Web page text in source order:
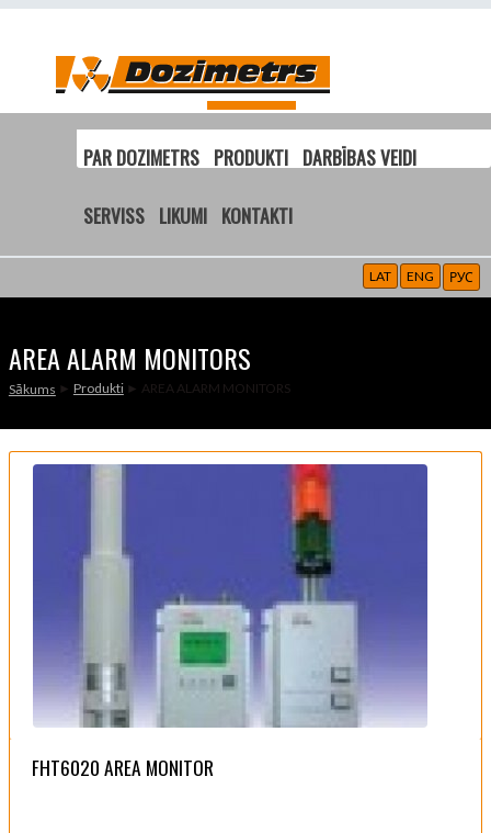
PAR DOZIMETRS PRODUKTI DARBĪBAS VEIDI
SERVISS LIKUMI KONTAKTI
LAT ENG РУС
AREA ALARM MONITORS
Sākums ► Produkti► AREA ALARM MONITORS
FHT6020 AREA MONITOR